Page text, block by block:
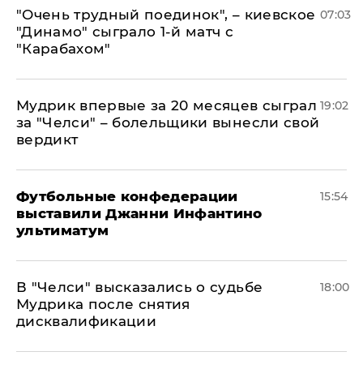
"Очень трудный поединок", – киевское
"Динамо" сыграло 1-й матч с
"Карабахом"
07:03
Мудрик впервые за 20 месяцев сыграл
за "Челси" – болельщики вынесли свой
вердикт
19:02
Футбольные конфедерации
выставили Джанни Инфантино
ультиматум
15:54
В "Челси" высказались о судьбе
Мудрика после снятия
дисквалификации
18:00